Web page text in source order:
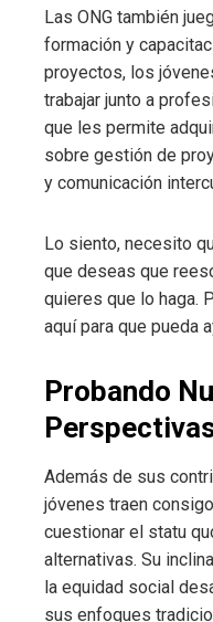
Las ONG también
formación y
proyectos, los
trabajar junto a
que les permite
sobre gestión de
y comunicación
Lo siento, necesito
que deseas que
quieres que lo haga.
aquí para que pueda
Probando
Además de sus
jóvenes traen
cuestionar el statu
alternativas. Su
la equidad social
sus enfoques